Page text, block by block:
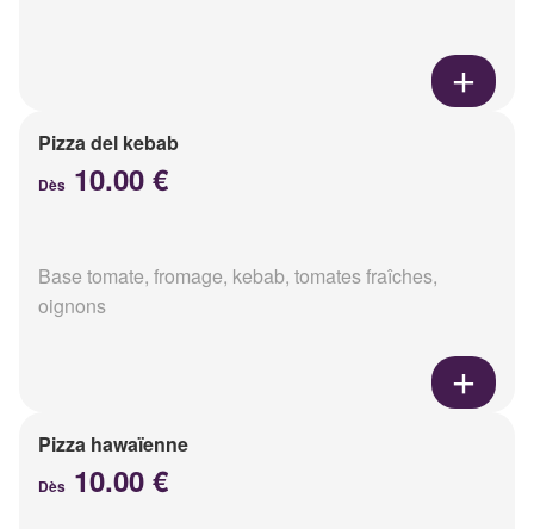
Pizza del kebab
Dès 10.00 €
Base tomate, fromage, kebab, tomates fraîches,
oignons
Pizza hawaïenne
Dès 10.00 €